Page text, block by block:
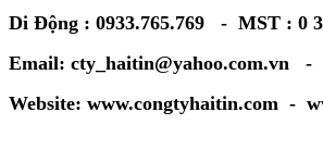
Di Động : 0933.765.769 - MST : 0 3
Email: cty_haitin@yahoo.com.vn -
Website: www.congtyhaitin.com -